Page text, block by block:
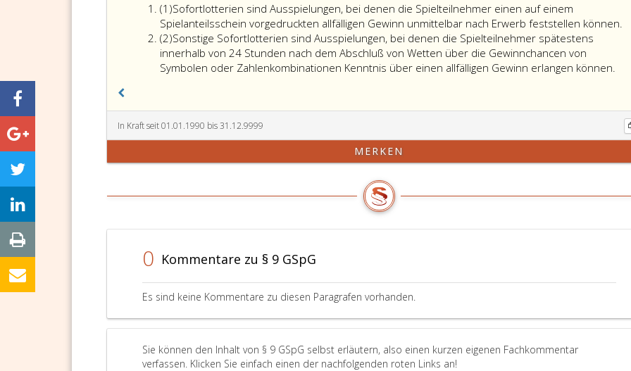
(1)Absatz
eins
Sofortlotterien sind Ausspielungen, bei denen die Spielteilnehmer einen auf einem
Spielanteilsschein vorgedruckten allfälligen Gewinn unmittelbar nach Erwerb feststellen können.
(2)Absatz
2
Sonstige Sofortlotterien sind Ausspielungen, bei denen die Spielteilnehmer spätestens
innerhalb von 24 Stunden nach dem Abschluß von Wetten über die Gewinnchancen von
Symbolen oder Zahlenkombinationen Kenntnis über einen allfälligen Gewinn erlangen können.
In Kraft seit 01.01.1990 bis 31.12.9999
MERKEN
0 Kommentare zu § 9 GSpG
Es sind keine Kommentare zu diesen Paragrafen vorhanden.
Sie können den Inhalt von § 9 GSpG selbst erläutern, also einen kurzen eigenen Fachkommentar
verfassen. Klicken Sie einfach einen der nachfolgenden roten Links an!